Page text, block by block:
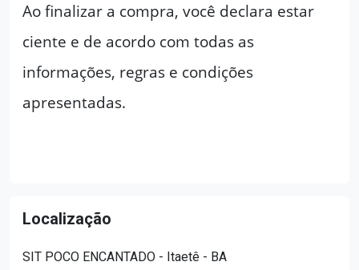
Ao finalizar a compra, você declara estar
ciente e de acordo com todas as
informações, regras e condições
apresentadas.
Localização
SIT POCO ENCANTADO - Itaetê - BA